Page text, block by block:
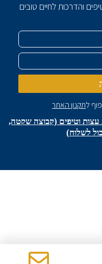
והדרכות לחיים טובים
לתקנון האתר
וטיפים (קבוצה שקטה,
לשלוח)